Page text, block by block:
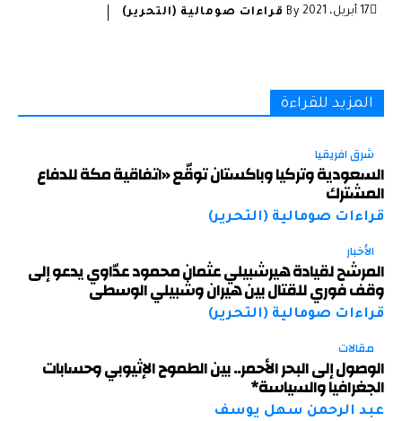
17 أبريل، 2021 By قراءات صومالية (التحرير)
المزيد للقراءة
شرق افريقيا
السعودية وتركيا وباكستان توقّع «اتفاقية مكة للدفاع
المشترك
قراءات صومالية (التحرير)
الأخبار
المرشح لقيادة هيرشبيلي عثمان محمود عدّاوي يدعو إلى
وقف فوري للقتال بين هيران وشبيلي الوسطى
قراءات صومالية (التحرير)
مقالات
الوصول إلى البحر الأحمر.. بين الطموح الإثيوبي وحسابات
الجغرافيا والسياسة*
عبد الرحمن سهل يوسف